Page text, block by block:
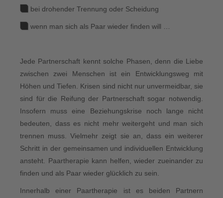
bei drohender Trennung oder Scheidung
wenn man sich als Paar wieder finden will …
Jede Partnerschaft kennt solche Phasen, denn die Liebe
zwischen zwei Menschen ist ein Entwicklungsweg mit
Höhen und Tiefen. Krisen sind nicht nur unvermeidbar, sie
sind für die Reifung der Partnerschaft sogar notwendig.
Insofern muss eine Beziehungskrise noch lange nicht
bedeuten, dass es nicht mehr weitergeht und man sich
trennen muss. Vielmehr zeigt sie an, dass ein weiterer
Schritt in der gemeinsamen und individuellen Entwicklung
ansteht. Paartherapie kann helfen, wieder zueinander zu
finden und als Paar wieder glücklich zu sein.
Innerhalb einer Paartherapie ist es beiden Partnern